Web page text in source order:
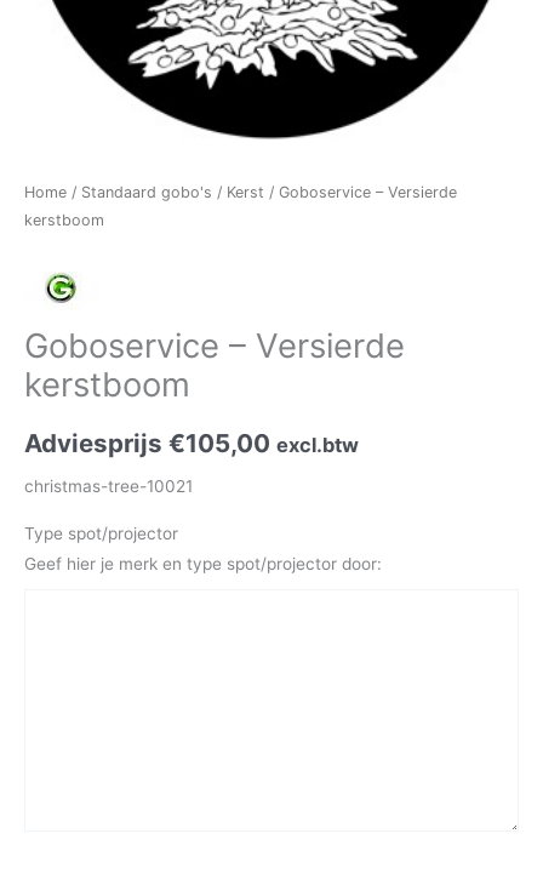
Home / Standaard gobo's / Kerst / Goboservice – Versierde
kerstboom
Goboservice – Versierde
kerstboom
Adviesprijs €105,00 excl.btw
christmas-tree-10021
Type spot/projector
Geef hier je merk en type spot/projector door: